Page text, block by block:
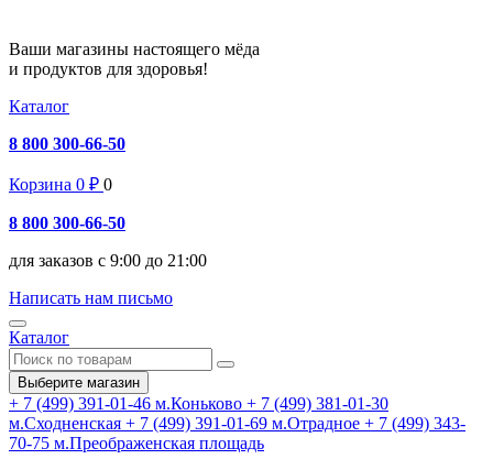
Ваши магазины настоящего мёда
и продуктов для здоровья!
Каталог
8 800 300-66-50
Корзина 0 ₽ 0
8 800 300-66-50
для заказов с 9:00 до 21:00
Написать нам письмо
Каталог
Выберите магазин
+ 7 (499) 391-01-46 м.Коньково + 7 (499) 381-01-30
м.Сходненская + 7 (499) 391-01-69 м.Отрадное + 7 (499) 343-
70-75 м.Преображенская площадь